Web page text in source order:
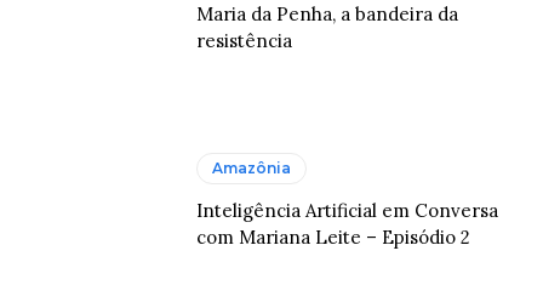
Maria da Penha, a bandeira da
resistência
Amazônia
Inteligência Artificial em Conversa
com Mariana Leite – Episódio 2